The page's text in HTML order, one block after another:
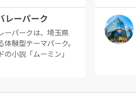
レーパーク
ーパークは、埼玉県
体験型テーマパーク。
の小説「ムーミン」